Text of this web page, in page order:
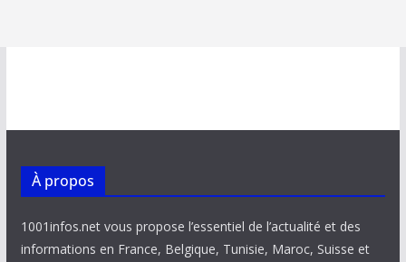
À propos
1001infos.net vous propose l’essentiel de l’actualité et des
informations en France, Belgique, Tunisie, Maroc, Suisse et